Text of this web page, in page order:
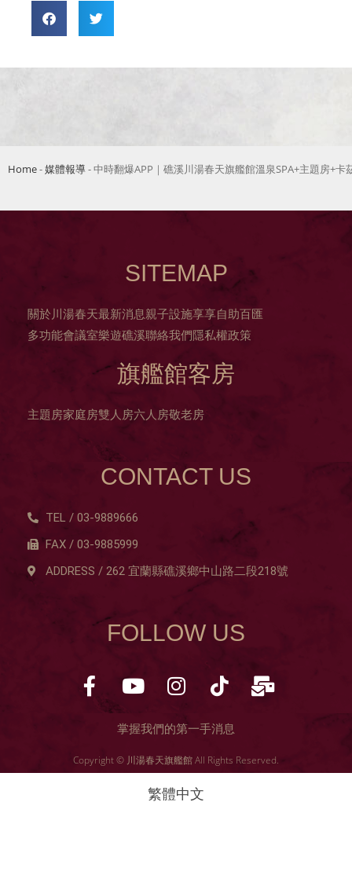
Home-媒體報導-中時翻爆APP｜礁溪川湯春天旗艦館溫泉SPA+主題房+卡
SITEMAP
關於川湯春天最新消息親子設施享享自助百匯
多功能會議室樂遊礁溪聯絡我們隱私權政策
旗艦館客房
主題房家庭房雙人房六人房敬老房
CONTACT US
TEL / 03-9889666
FAX / 03-9885999
ADDRESS / 262 宜蘭縣礁溪鄉中山路二段218號
FOLLOW US
掌握我們的第一手消息
Copyright © 川湯春天旗艦館 All Rights Reserved.
繁體中文